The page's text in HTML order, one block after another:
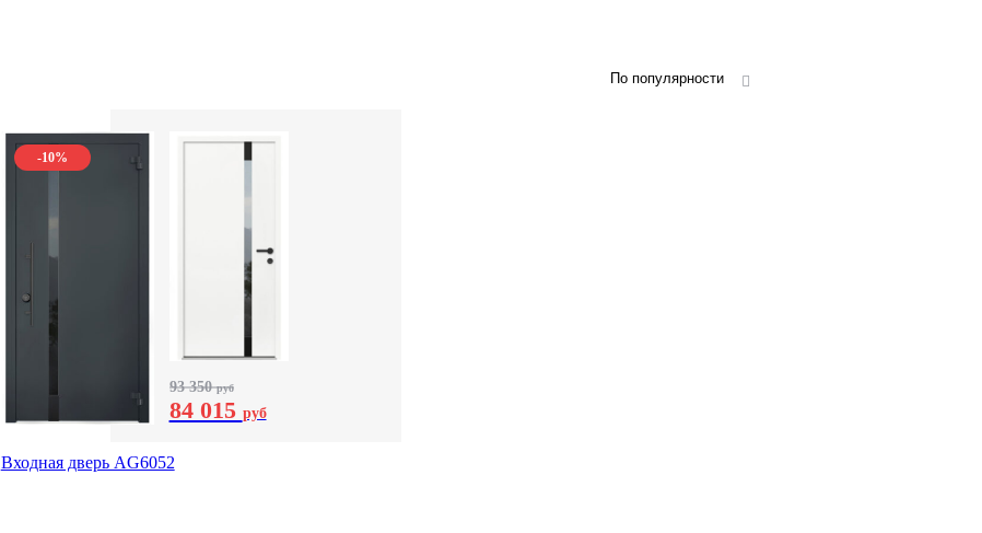
По популярности
-10%
93 350руб
84 015 руб
Входная дверь AG6052